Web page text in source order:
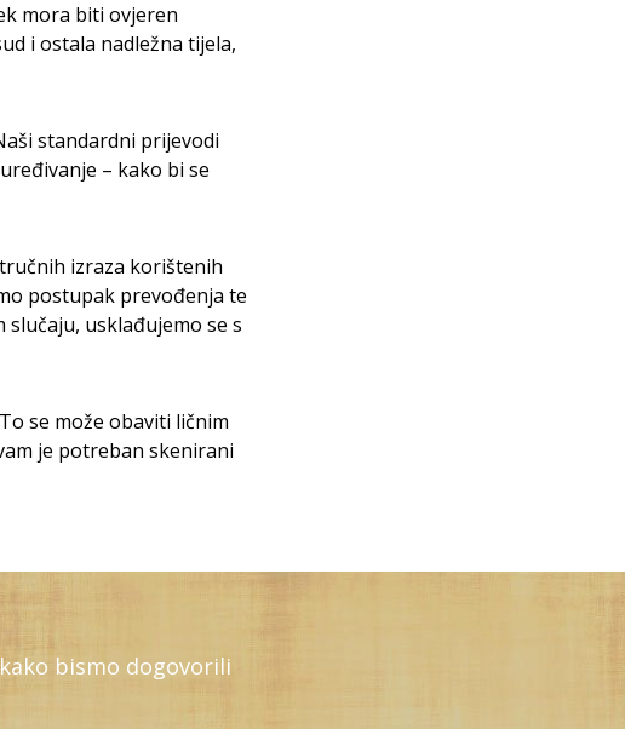
mora biti ovjeren
i ostala nadležna tijela,
standardni prijevodi
– kako bi se
izraza korištenih
postupak prevođenja te
usklađujemo se s
se može obaviti ličnim
je potreban skenirani
bismo dogovorili